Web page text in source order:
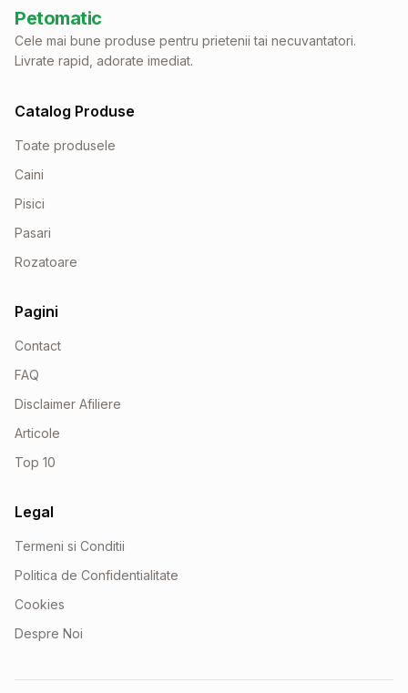
Petomatic
Cele mai bune produse pentru prietenii tai necuvantatori.
Livrate rapid, adorate imediat.
Catalog Produse
Toate produsele
Caini
Pisici
Pasari
Rozatoare
Pagini
Contact
FAQ
Disclaimer Afiliere
Articole
Top 10
Legal
Termeni si Conditii
Politica de Confidentialitate
Cookies
Despre Noi